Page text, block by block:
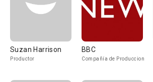
Suzan Harrison
Productor
BBC
Compañía de Produccion